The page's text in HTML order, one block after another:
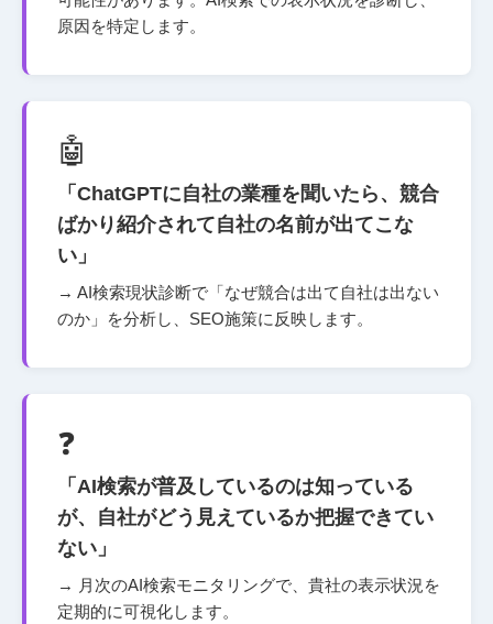
原因を特定します。
🤖
「ChatGPTに自社の業種を聞いたら、競合
ばかり紹介されて自社の名前が出てこな
い」
→ AI検索現状診断で「なぜ競合は出て自社は出ない
のか」を分析し、SEO施策に反映します。
❓
「AI検索が普及しているのは知っている
が、自社がどう見えているか把握できてい
ない」
→ 月次のAI検索モニタリングで、貴社の表示状況を
定期的に可視化します。